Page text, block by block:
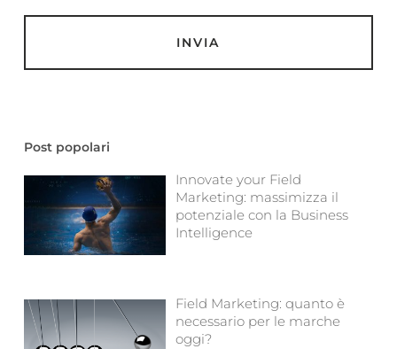
Post popolari
Innovate your Field
Marketing: massimizza il
potenziale con la Business
Intelligence
Field Marketing: quanto è
necessario per le marche
oggi?